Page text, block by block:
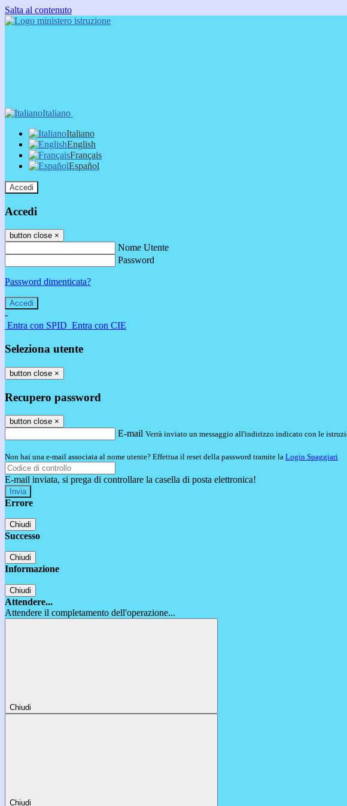
Salta al contenuto
Italiano
Italiano
English
Français
Español
Accedi
Accedi
button close ×
Nome Utente
Password
Password dimenticata?
-
Entra con SPID Entra con CIE
Seleziona utente
button close ×
Recupero password
button close ×
E-mail Verrà inviato un messaggio all'indirizzo indicato con le
Non hai una e-mail associata al nome utente? Effettua il reset della password tramite la Login Spaggiari
E-mail inviata, si prega di controllare la casella di posta elettronica!
Errore
Chiudi
Successo
Chiudi
Informazione
Chiudi
Attendere...
Attendere il completamento dell'operazione...
Chiudi
Chiudi